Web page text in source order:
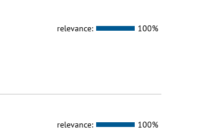
relevance: 100%
relevance: 100%